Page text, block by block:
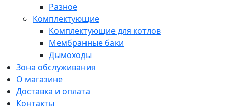
Разное
Комплектующие
Комплектующие для котлов
Мембранные баки
Дымоходы
Зона обслуживания
О магазине
Доставка и оплата
Контакты